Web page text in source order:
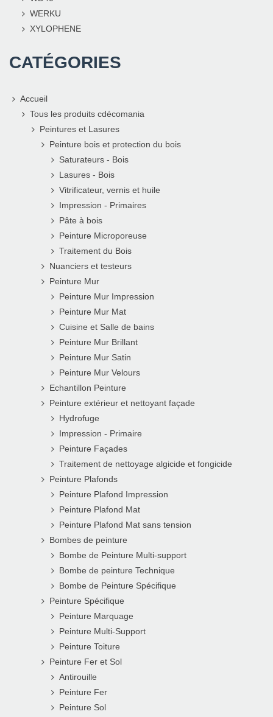
WERKU
XYLOPHENE
CATÉGORIES
Accueil
Tous les produits cdécomania
Peintures et Lasures
Peinture bois et protection du bois
Saturateurs - Bois
Lasures - Bois
Vitrificateur, vernis et huile
Impression - Primaires
Pâte à bois
Peinture Microporeuse
Traitement du Bois
Nuanciers et testeurs
Peinture Mur
Peinture Mur Impression
Peinture Mur Mat
Cuisine et Salle de bains
Peinture Mur Brillant
Peinture Mur Satin
Peinture Mur Velours
Echantillon Peinture
Peinture extérieur et nettoyant façade
Hydrofuge
Impression - Primaire
Peinture Façades
Traitement de nettoyage algicide et fongicide
Peinture Plafonds
Peinture Plafond Impression
Peinture Plafond Mat
Peinture Plafond Mat sans tension
Bombes de peinture
Bombe de Peinture Multi-support
Bombe de peinture Technique
Bombe de Peinture Spécifique
Peinture Spécifique
Peinture Marquage
Peinture Multi-Support
Peinture Toiture
Peinture Fer et Sol
Antirouille
Peinture Fer
Peinture Sol